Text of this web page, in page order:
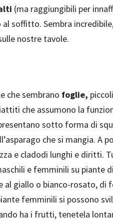
(ma raggiungibili per
soffitto. Sembra
nostre tavole.
che sembrano foglie,
che assumono la
sotto forma di
che si mangia. A
e cladodi lunghi e diritti.
e femminili su piante
al giallo o bianco-rosato, di
femminili si possono
ha i frutti, tenetela